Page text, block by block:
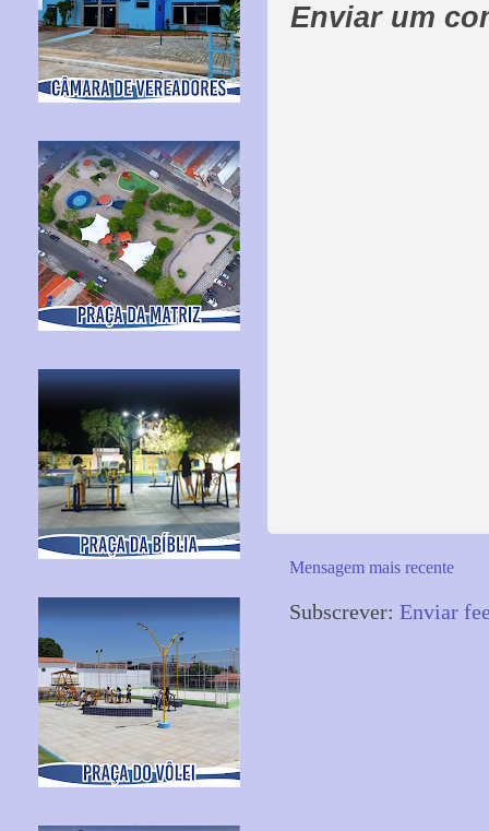
Enviar um
Mensagem mais recente
Subscrever: Enviar